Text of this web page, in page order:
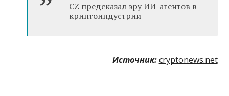
CZ предсказал эру ИИ-агентов в
криптоиндустрии
Источник: cryptonews.net